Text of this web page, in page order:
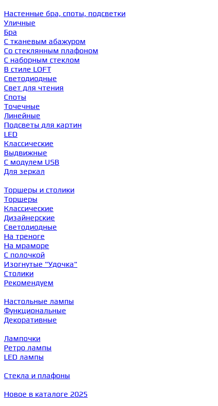
Настенные бра, споты, подсветки
Уличные
Бра
С тканевым абажуром
Со стеклянным плафоном
С наборным стеклом
В стиле LOFT
Светодиодные
Свет для чтения
Споты
Точечные
Линейные
Подсветы для картин
LED
Классические
Выдвижные
С модулем USB
Для зеркал
Торшеры и столики
Торшеры
Классические
Дизайнерские
Светодиодные
На треноге
На мраморе
С полочкой
Изогнутые "Удочка"
Столики
Рекомендуем
Настольные лампы
Функциональные
Декоративные
Лампочки
Ретро лампы
LED лампы
Стекла и плафоны
Новое в каталоге 2025